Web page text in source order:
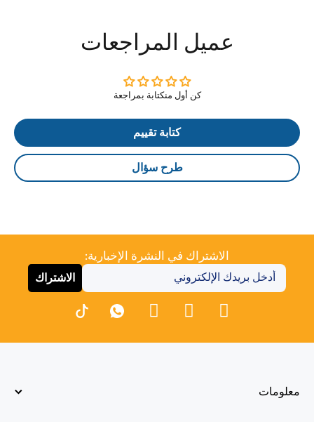
عميل المراجعات
كن أول منكتابة بمراجعة
كتابة تقييم
طرح سؤال
الاشتراك في النشرة الإخبارية:
الاشتراك
معلومات